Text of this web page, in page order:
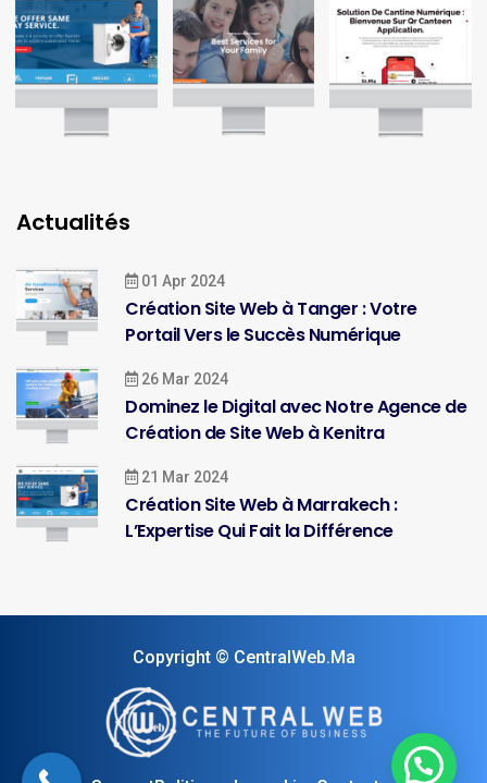
Actualités
01 Apr 2024
Création Site Web à Tanger : Votre
Portail Vers le Succès Numérique
26 Mar 2024
Dominez le Digital avec Notre Agence de
Création de Site Web à Kenitra
21 Mar 2024
Création Site Web à Marrakech :
L’Expertise Qui Fait la Différence
Copyright © CentralWeb.Ma